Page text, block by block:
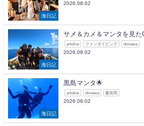
海日記
2026.08.02
海日記
サメ＆カメ＆マンタを見た
arkdive ファンダイビング okinawa
2026.08.02
海日記
黒島マンタ🌟
arkdive okinawa 慶良間
2026.08.02